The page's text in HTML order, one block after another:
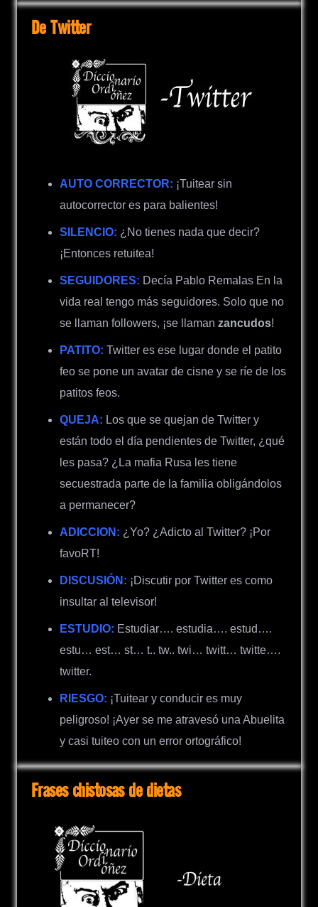
De Twitter
AUTO CORRECTOR: ¡Tuitear sin
autocorrector es para balientes!
SILENCIO: ¿No tienes nada que decir?
¡Entonces retuitea!
SEGUIDORES: Decía Pablo Remalas En la
vida real tengo más seguidores. Solo que no
se llaman followers, ¡se llaman zancudos!
PATITO: Twitter es ese lugar donde el patito
feo se pone un avatar de cisne y se ríe de los
patitos feos.
QUEJA: Los que se quejan de Twitter y
están todo el día pendientes de Twitter, ¿ qué
les pasa? ¿ La mafia Rusa les tiene
secuestrada parte de la familia obligándolos
a permanecer?
ADICCION: ¿ Yo? ¿ Adicto al Twitter? ¡Por
favoRT!
DISCUSIÓN: ¡Discutir por Twitter es como
insultar al televisor!
ESTUDIO: Estudiar…. estudia…. estud….
estu… est… st… t.. tw.. twi… twitt… twitte….
twitter.
RIESGO: ¡Tuitear y conducir es muy
peligroso! ¡Ayer se me atravesó una Abuelita
y casi tuiteo con un error ortográfico!
Frases chistosas de dietas